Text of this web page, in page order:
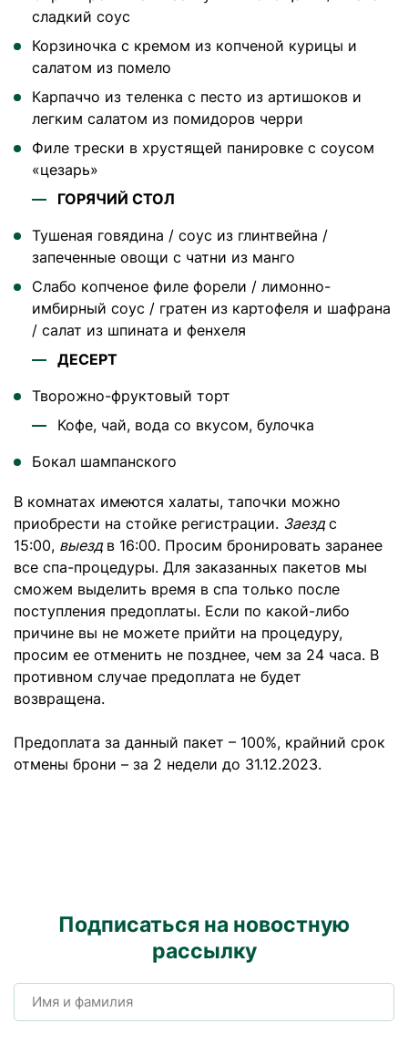
сладкий соус
Корзиночка с кремом из копченой курицы и
салатом из помело
Карпаччо из теленка с песто из артишоков и
легким салатом из помидоров черри
Филе трески в хрустящей панировке с соусом
«цезарь»
ГОРЯЧИЙ СТОЛ
Тушеная говядина / соус из глинтвейна /
запеченные овощи с чатни из манго
Слабо копченое филе форели / лимонно-
имбирный соус / гратен из картофеля и шафрана
/ салат из шпината и фенхеля
ДЕСЕРТ
Творожно-фруктовый торт
Кофе, чай, вода со вкусом, булочка
Бокал шампанского
В комнатах имеются халаты, тапочки можно
приобрести на стойке регистрации. Заезд с
15:00, выезд в 16:00. Просим бронировать заранее
все спа-процедуры. Для заказанных пакетов мы
сможем выделить время в спа только после
поступления предоплаты. Если по какой-либо
причине вы не можете прийти на процедуру,
просим ее отменить не позднее, чем за 24 часа. В
противном случае предоплата не будет
возвращена.
Предоплата за данный пакет – 100%, крайний срок
отмены брони – за 2 недели до 31.12.2023.
Подписаться на новостную
рассылку
Имя и фамилия